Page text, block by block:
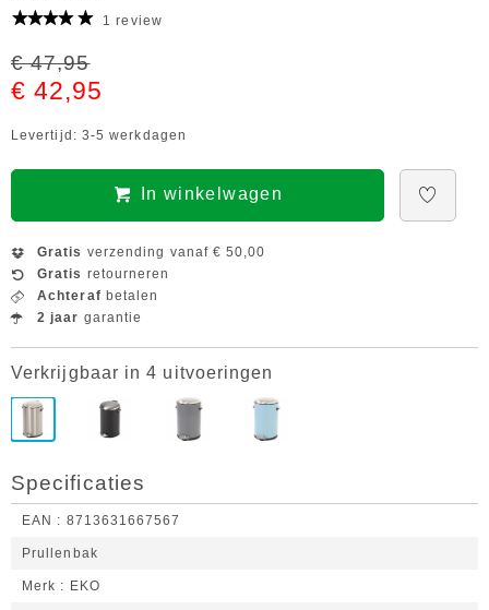
1 review
€ 47,95
€ 42,95
Levertijd: 3-5 werkdagen
In winkelwagen
Gratis verzending vanaf € 50,00
Gratis retourneren
Achteraf betalen
2 jaar garantie
Verkrijgbaar in 4 uitvoeringen
Specificaties
EAN 8713631667567
Prullenbak
Merk EKO